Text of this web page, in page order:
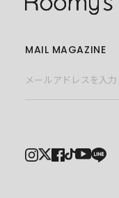
MAIL MAGAZINE